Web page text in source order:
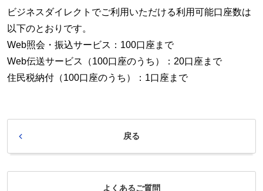
ビジネスダイレクトでご利用いただける利用可能口座数は
以下のとおりです。
Web照会・振込サービス：100口座まで
Web伝送サービス（100口座のうち）：20口座まで
住民税納付（100口座のうち）：1口座まで
戻る
よくあるご質問